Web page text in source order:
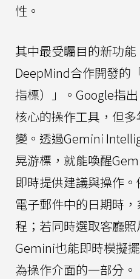
性。
其中最受矚目的新功
DeepMind合作開發的
指標）」。Google指
核心的操作工具，但
變。透過Gemini
晃游標，就能喚醒
即時提供建議與操作
電子郵件中的日期時
程；若同時選取客廳照
Gemini也能即時模擬
為操作介面的一部分。